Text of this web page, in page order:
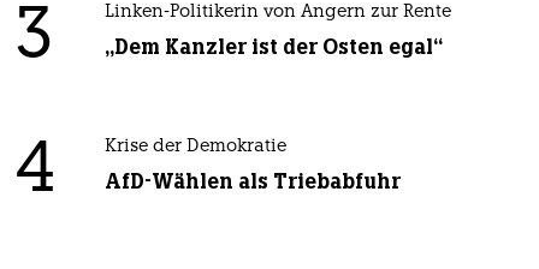
3 Linken-Politikerin von Angern zur Rente
„Dem Kanzler ist der Osten egal“
4 Krise der Demokratie
AfD-Wählen als Triebabfuhr